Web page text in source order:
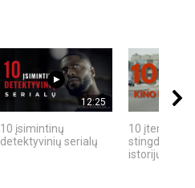
12:25
10 įsimintinų
detektyvinių serialų
10 įtemptų,
stingdančių
istorijų